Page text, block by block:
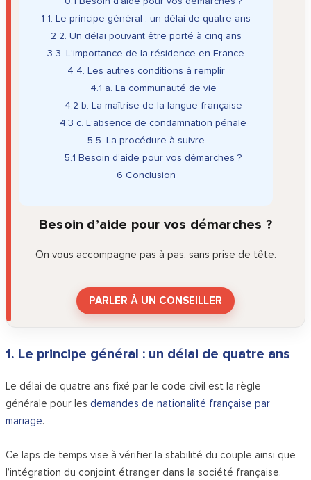
1 1. Le principe général : un délai de quatre ans
2 2. Un délai pouvant être porté à cinq ans
3 3. L’importance de la résidence en France
4 4. Les autres conditions à remplir
4.1 a. La communauté de vie
4.2 b. La maîtrise de la langue française
4.3 c. L’absence de condamnation pénale
5 5. La procédure à suivre
5.1 Besoin d’aide pour vos démarches ?
6 Conclusion
Besoin d’aide pour vos démarches ?
On vous accompagne pas à pas, sans prise de tête.
PARLER À UN CONSEILLER
1. Le principe général : un délai de quatre ans
Le délai de quatre ans fixé par le code civil est la règle
générale pour les demandes de nationalité française par
mariage.
Ce laps de temps vise à vérifier la stabilité du couple ainsi que
l’intégration du conjoint étranger dans la société française.